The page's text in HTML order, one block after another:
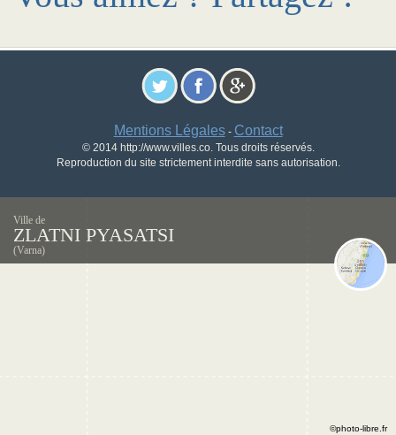
Mentions Légales- Contact
© 2014 http://www.villes.co. Tous droits réservés.
Reproduction du site strictement interdite sans autorisation.
Ville de
ZLATNI PYASATSI
(Varna)
©photo-libre.fr